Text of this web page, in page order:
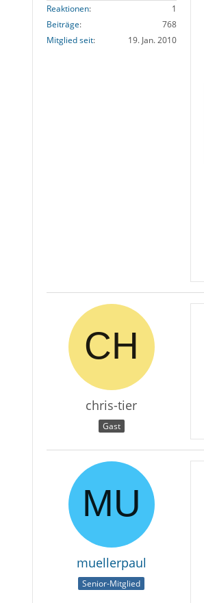
Reaktionen
1
Beiträge
768
Mitglied seit
19. Jan. 2010
chris-tier
Gast
muellerpaul
Senior-Mitglied